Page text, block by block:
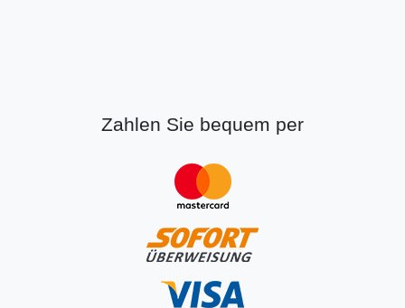
Zahlen Sie bequem per